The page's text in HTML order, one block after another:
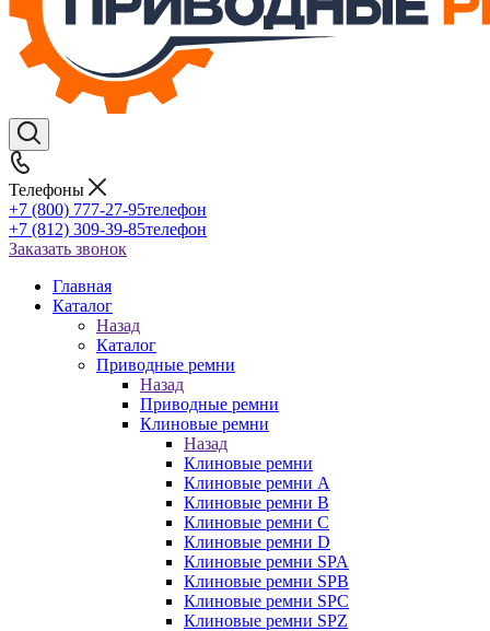
Телефоны
+7 (800) 777-27-95телефон
+7 (812) 309-39-85телефон
Заказать звонок
Главная
Каталог
Назад
Каталог
Приводные ремни
Назад
Приводные ремни
Клиновые ремни
Назад
Клиновые ремни
Клиновые ремни A
Клиновые ремни B
Клиновые ремни C
Клиновые ремни D
Клиновые ремни SPA
Клиновые ремни SPB
Клиновые ремни SPC
Клиновые ремни SPZ